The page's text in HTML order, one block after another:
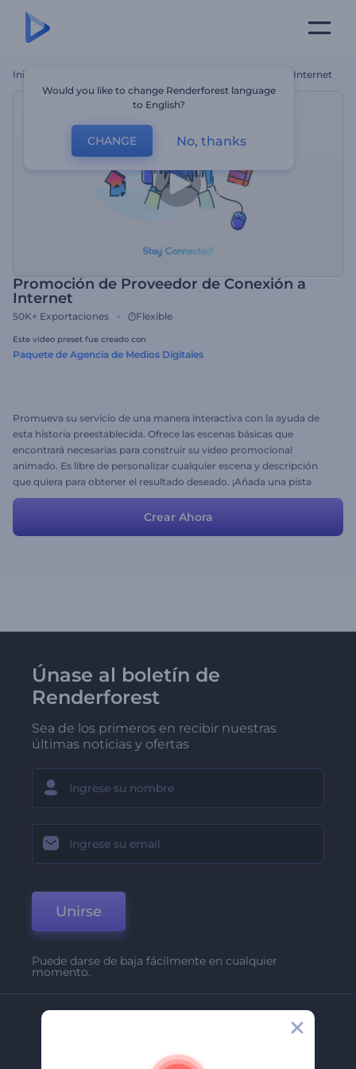
Inicio Promoción De Proveedor De Conexión A Internet
Promoción de Proveedor de Conexión a
Internet
50K+ Exportaciones Flexible
Este video preset fue creado con
Paquete de Agencia de Medios Digitales
Promueva su servicio de una manera interactiva con la ayuda de
esta historia preestablecida. Ofrece las escenas básicas que
encontrará necesarias para construir su video promocional
animado. Es libre de personalizar cualquier escena y descripción
que quiera para obtener el resultado deseado. ¡Añada una pista
musical y disfrute de su video promocional de alta calidad!
Crear Ahora
Únase al boletín de
Renderforest
Sea de los primeros en recibir nuestras
últimas noticias y ofertas
Unirse
Puede darse de baja fácilmente en cualquier
momento.
Would you like to change Renderforest language
to English?
CHANGE No, thanks